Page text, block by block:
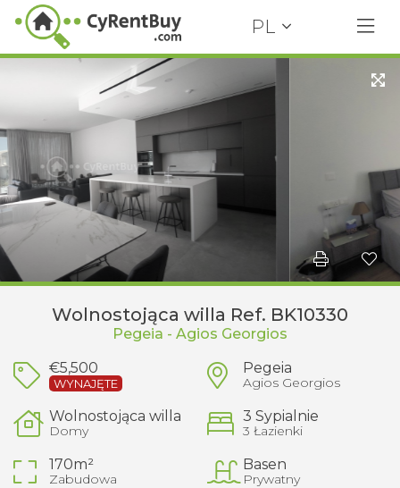
PL
Wolnostojąca willa Ref. BK10330
Pegeia - Agios Georgios
€5,500
WYNAJĘTE
Pegeia
Agios Georgios
Wolnostojąca willa
Domy
3 Sypialnie
3 Łazienki
170m²
Zabudowa
Basen
Prywatny